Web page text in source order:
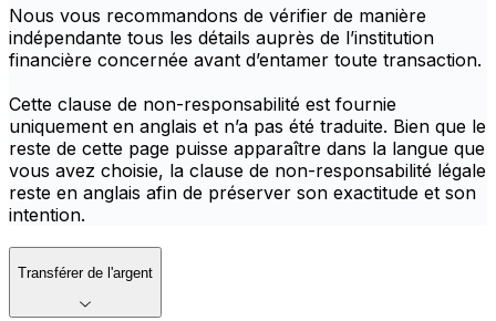
Nous vous recommandons de vérifier de manière
indépendante tous les détails auprès de l’institution
financière concernée avant d’entamer toute transaction.
Cette clause de non-responsabilité est fournie
uniquement en anglais et n’a pas été traduite. Bien que le
reste de cette page puisse apparaître dans la langue que
vous avez choisie, la clause de non-responsabilité légale
reste en anglais afin de préserver son exactitude et son
intention.
Transférer de l'argent